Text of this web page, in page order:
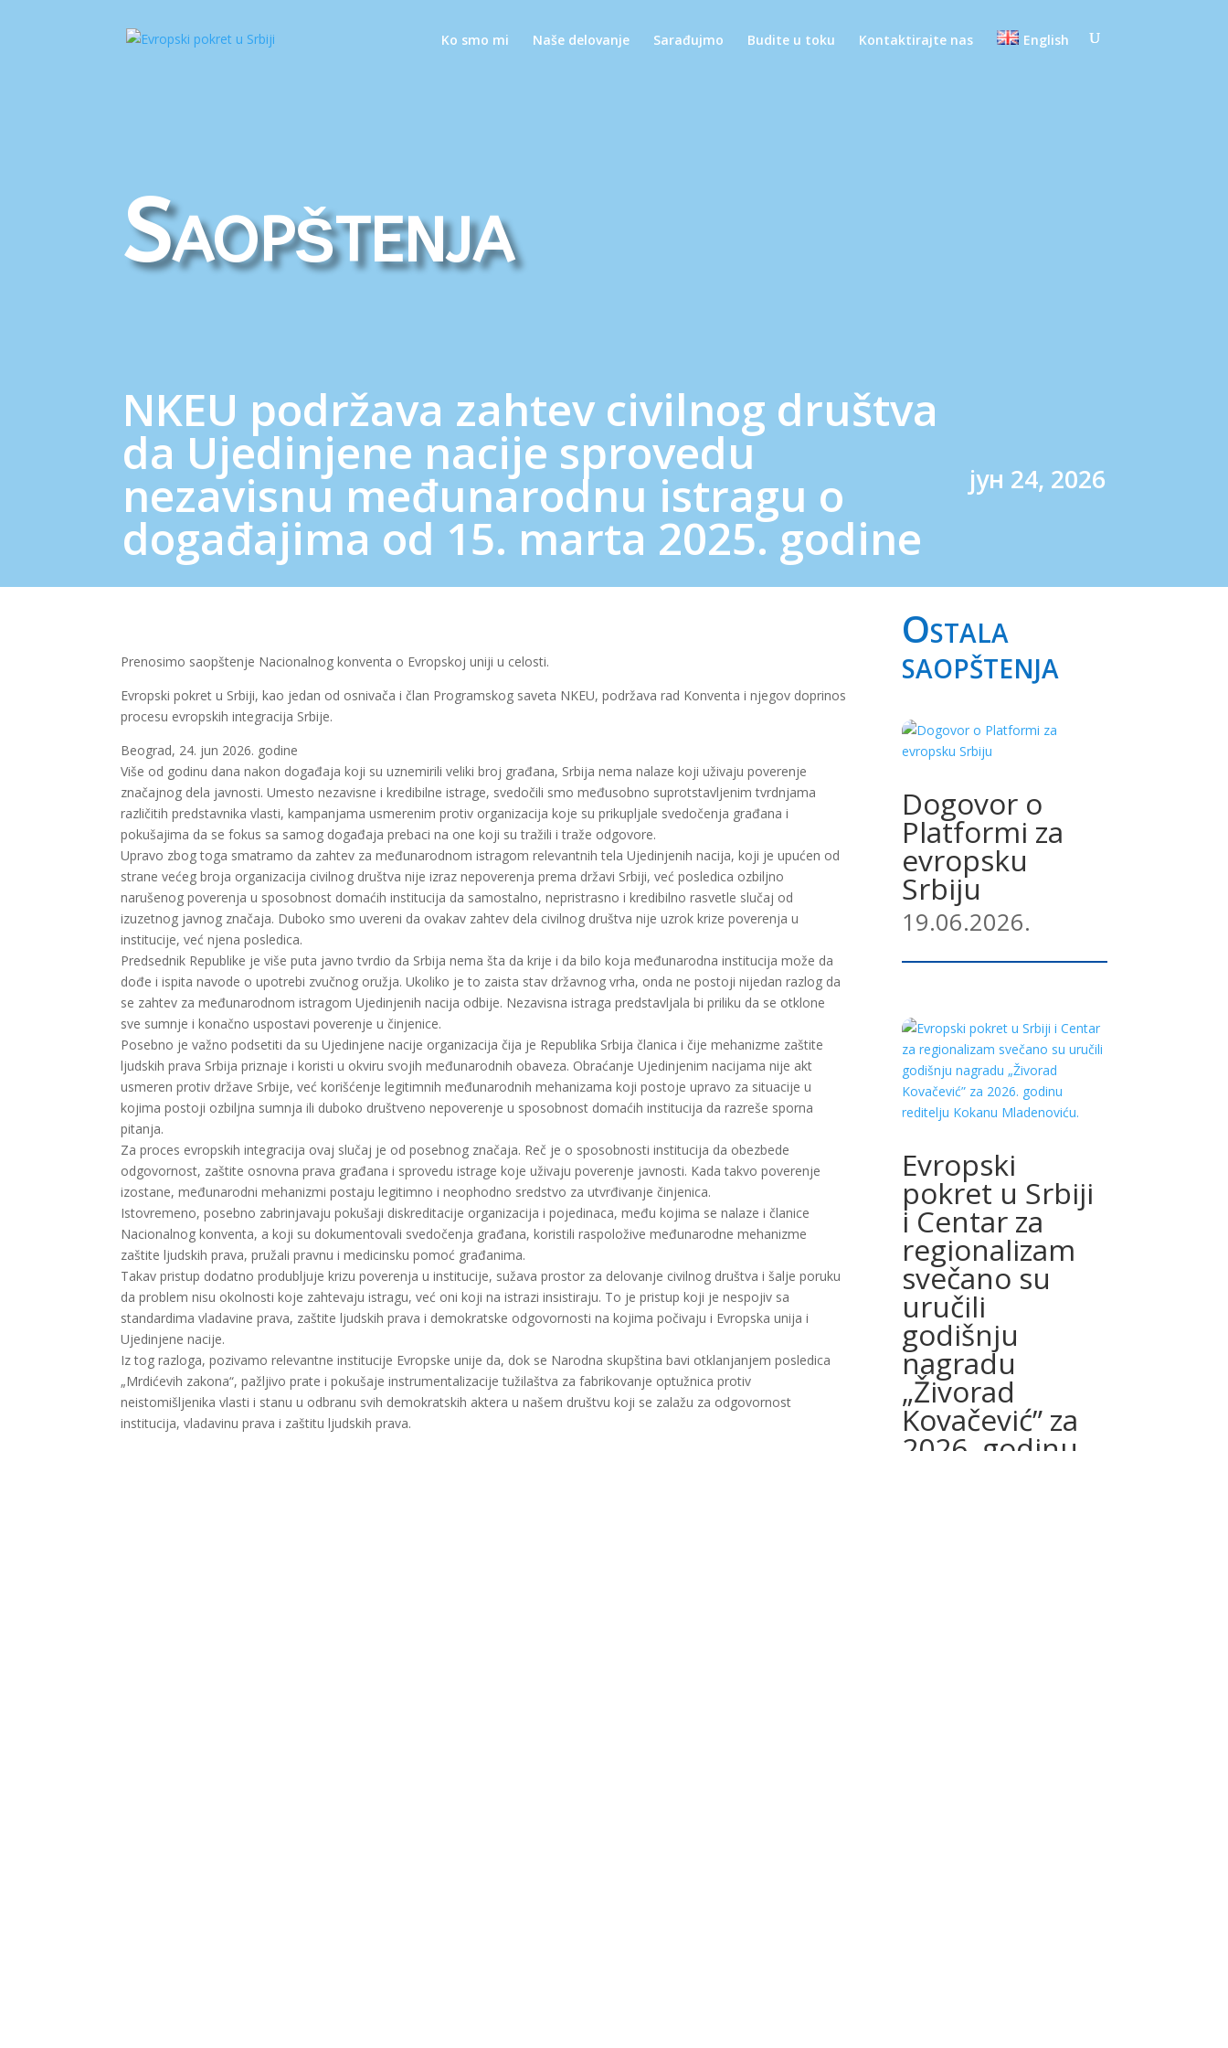
Ko smo mi Naše delovanje Sarađujmo Budite u toku Kontaktirajte nas English
Saopštenja
NKEU podržava zahtev civilnog društva
da Ujedinjene nacije sprovedu
nezavisnu međunarodnu istragu o
događajima od 15. marta 2025. godine
јун 24, 2026
Prenosimo saopštenje Nacionalnog konventa o Evropskoj uniji u celosti.
Evropski pokret u Srbiji, kao jedan od osnivača i član Programskog saveta NKEU, podržava rad Konventa i njegov doprinos
procesu evropskih integracija Srbije.
Beograd, 24. jun 2026. godine
Više od godinu dana nakon događaja koji su uznemirili veliki broj građana, Srbija nema nalaze koji uživaju poverenje
značajnog dela javnosti. Umesto nezavisne i kredibilne istrage, svedočili smo međusobno suprotstavljenim tvrdnjama
različitih predstavnika vlasti, kampanjama usmerenim protiv organizacija koje su prikupljale svedočenja građana i
pokušajima da se fokus sa samog događaja prebaci na one koji su tražili i traže odgovore.
Upravo zbog toga smatramo da zahtev za međunarodnom istragom relevantnih tela Ujedinjenih nacija, koji je upućen od
strane većeg broja organizacija civilnog društva nije izraz nepoverenja prema državi Srbiji, već posledica ozbiljno
narušenog poverenja u sposobnost domaćih institucija da samostalno, nepristrasno i kredibilno rasvetle slučaj od
izuzetnog javnog značaja. Duboko smo uvereni da ovakav zahtev dela civilnog društva nije uzrok krize poverenja u
institucije, već njena posledica.
Predsednik Republike je više puta javno tvrdio da Srbija nema šta da krije i da bilo koja međunarodna institucija može da
dođe i ispita navode o upotrebi zvučnog oružja. Ukoliko je to zaista stav državnog vrha, onda ne postoji nijedan razlog da
se zahtev za međunarodnom istragom Ujedinjenih nacija odbije. Nezavisna istraga predstavljala bi priliku da se otklone
sve sumnje i konačno uspostavi poverenje u činjenice.
Posebno je važno podsetiti da su Ujedinjene nacije organizacija čija je Republika Srbija članica i čije mehanizme zaštite
ljudskih prava Srbija priznaje i koristi u okviru svojih međunarodnih obaveza. Obraćanje Ujedinjenim nacijama nije akt
usmeren protiv države Srbije, već korišćenje legitimnih međunarodnih mehanizama koji postoje upravo za situacije u
kojima postoji ozbiljna sumnja ili duboko društveno nepoverenje u sposobnost domaćih institucija da razreše sporna
pitanja.
Za proces evropskih integracija ovaj slučaj je od posebnog značaja. Reč je o sposobnosti institucija da obezbede
odgovornost, zaštite osnovna prava građana i sprovedu istrage koje uživaju poverenje javnosti. Kada takvo poverenje
izostane, međunarodni mehanizmi postaju legitimno i neophodno sredstvo za utvrđivanje činjenica.
Istovremeno, posebno zabrinjavaju pokušaji diskreditacije organizacija i pojedinaca, među kojima se nalaze i članice
Nacionalnog konventa, a koji su dokumentovali svedočenja građana, koristili raspoložive međunarodne mehanizme
zaštite ljudskih prava, pružali pravnu i medicinsku pomoć građanima.
Takav pristup dodatno produbljuje krizu poverenja u institucije, sužava prostor za delovanje civilnog društva i šalje poruku
da problem nisu okolnosti koje zahtevaju istragu, već oni koji na istrazi insistiraju. To je pristup koji je nespojiv sa
standardima vladavine prava, zaštite ljudskih prava i demokratske odgovornosti na kojima počivaju i Evropska unija i
Ujedinjene nacije.
Iz tog razloga, pozivamo relevantne institucije Evropske unije da, dok se Narodna skupština bavi otklanjanjem posledica
„Mrdićevih zakona“, pažljivo prate i pokušaje instrumentalizacije tužilaštva za fabrikovanje optužnica protiv
neistomišljenika vlasti i stanu u odbranu svih demokratskih aktera u našem društvu koji se zalažu za odgovornost
institucija, vladavinu prava i zaštitu ljudskih prava.
Ostala
saopštenja
Dogovor o
Platformi za
evropsku
Srbiju
19.06.2026.
Evropski
pokret u Srbiji
i Centar za
regionalizam
svečano su
uručili
godišnju
nagradu
„Živorad
Kovačević” za
2026. godinu